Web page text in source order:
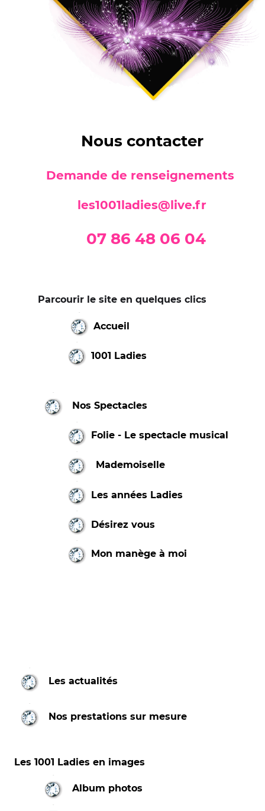
Nous contacter
Demande de renseignements
les1001ladies@live.fr
07 86 48 06 04
Parcourir le site en quelques clics
Accueil
1001 Ladies
Nos Spectacles
Folie - Le spectacle musical
Mademoiselle
Les années Ladies
Désirez vous
Mon manège à moi
Les actualités
Nos prestations sur mesure
Les 1001 Ladies en images
Album photos